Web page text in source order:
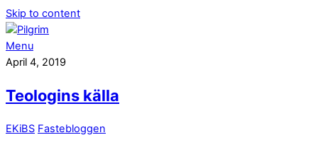
Skip to content
Menu
April 4, 2019
Teologins källa
EKiBS Fastebloggen